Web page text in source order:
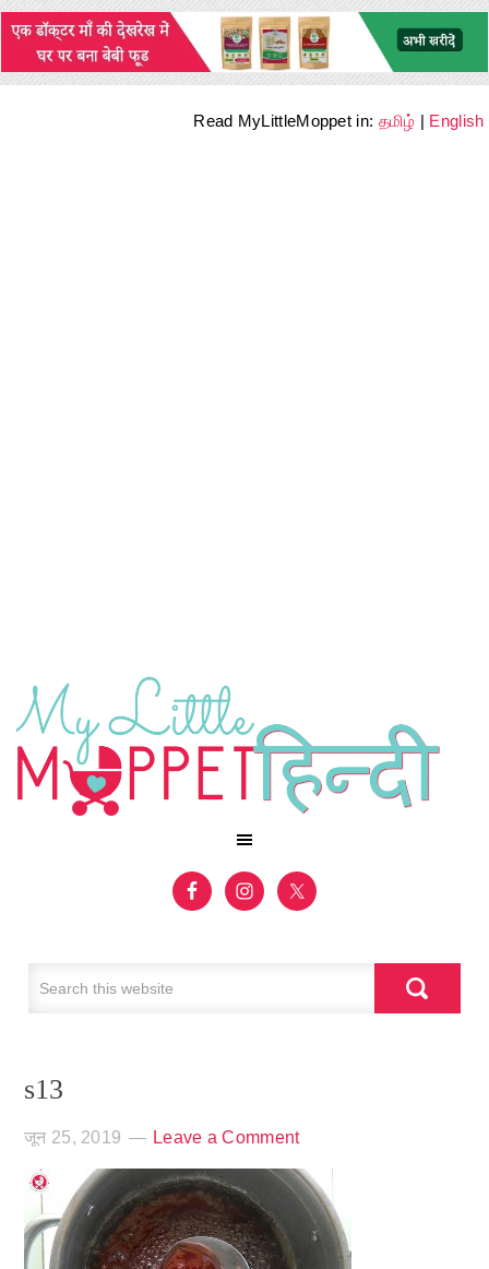
Read MyLittleMoppet in: தமிழ் | English
s13
जून 25, 2019 Leave a Comment